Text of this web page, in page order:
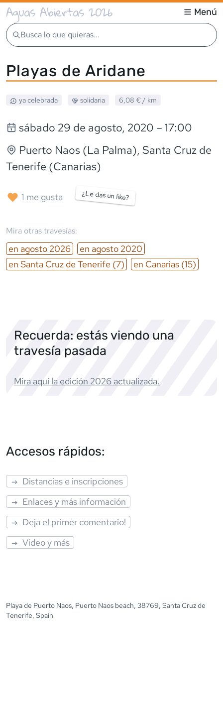
Aguas Abiertas 2026 Menú
Busca lo que quieras...
Playas de Aridane
ya celebrada solidaria 6,08 € / km
sábado 29 de agosto, 2020 – 17:00
Puerto Naos (La Palma), Santa Cruz de
Tenerife (Canarias)
1 me gusta ¿Le das un like?
Mira otras travesías:
en agosto 2026 en agosto 2020
en Santa Cruz de Tenerife (7) en Canarias (15)
Recuerda: estás viendo una
travesía pasada
Mira aquí la edición 2026 actualizada.
Accesos rápidos:
Distancias e inscripciones
Enlaces y más información
Deja el primer comentario!
Video y más
Playa de Puerto Naos, Puerto Naos beach, 38769, Santa Cruz de
Tenerife, Spain